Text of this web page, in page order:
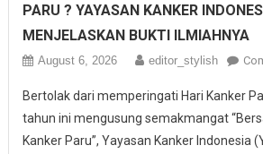
PARU ? YAYASAN KANKER
MENJELASKAN BUKTI ILMIAHNYA
August 6, 2026 editor_stylish
Bertolak dari memperingati Hari Kanker
tahun ini mengusung semakmangat
Kanker Paru”, Yayasan Kanker Indonesia